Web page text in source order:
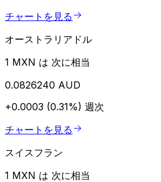
チャートを見る
オーストラリアドル
1 MXN は 次に相当
0.0826240 AUD
+0.0003 (0.31%) 週次
チャートを見る
スイスフラン
1 MXN は 次に相当